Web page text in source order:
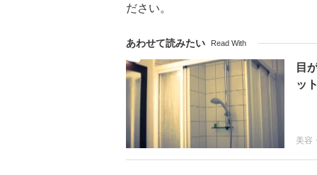
ださい。
あわせて読みたい Read With
目
ッ
美容